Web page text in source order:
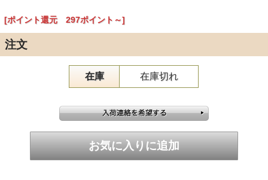
[ポイント還元 297ポイント～]
注文
在庫 在庫切れ